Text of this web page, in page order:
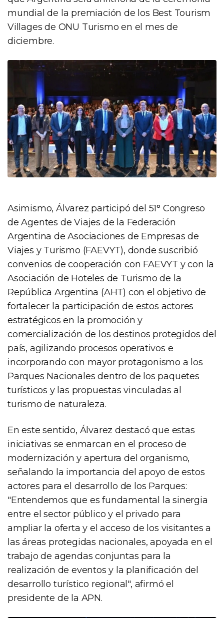
mundial de la premiación de los Best Tourism
Villages de ONU Turismo en el mes de
diciembre.
Asimismo, Álvarez participó del 51° Congreso
de Agentes de Viajes de la Federación
Argentina de Asociaciones de Empresas de
Viajes y Turismo (FAEVYT), donde suscribió
convenios de cooperación con FAEVYT y con la
Asociación de Hoteles de Turismo de la
República Argentina (AHT) con el objetivo de
fortalecer la participación de estos actores
estratégicos en la promoción y
comercialización de los destinos protegidos del
país, agilizando procesos operativos e
incorporando con mayor protagonismo a los
Parques Nacionales dentro de los paquetes
turísticos y las propuestas vinculadas al
turismo de naturaleza.
En este sentido, Álvarez destacó que estas
iniciativas se enmarcan en el proceso de
modernización y apertura del organismo,
señalando la importancia del apoyo de estos
actores para el desarrollo de los Parques:
"Entendemos que es fundamental la sinergia
entre el sector público y el privado para
ampliar la oferta y el acceso de los visitantes a
las áreas protegidas nacionales, apoyada en el
trabajo de agendas conjuntas para la
realización de eventos y la planificación del
desarrollo turístico regional", afirmó el
presidente de la APN.